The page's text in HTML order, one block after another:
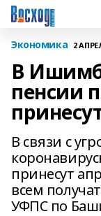
Экономика 2
В
пенсии
В связи с
принесут
всем
УФПС по